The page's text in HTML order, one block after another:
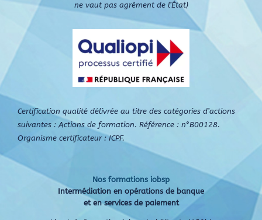
ne vaut pas agrément de l’État)
Certification qualité délivrée au titre des catégories d’actions
suivantes : Actions de formation. Référence : n°B00128.
Organisme certificateur : ICPF.
Nos formations iobsp
Intermédiation en opérations de banque
et en services de paiement